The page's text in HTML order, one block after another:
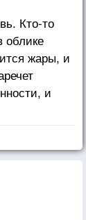
Кто-то
облике
жары, и
и
нарекает
А